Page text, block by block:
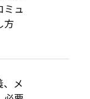
ミュ
方
、メ